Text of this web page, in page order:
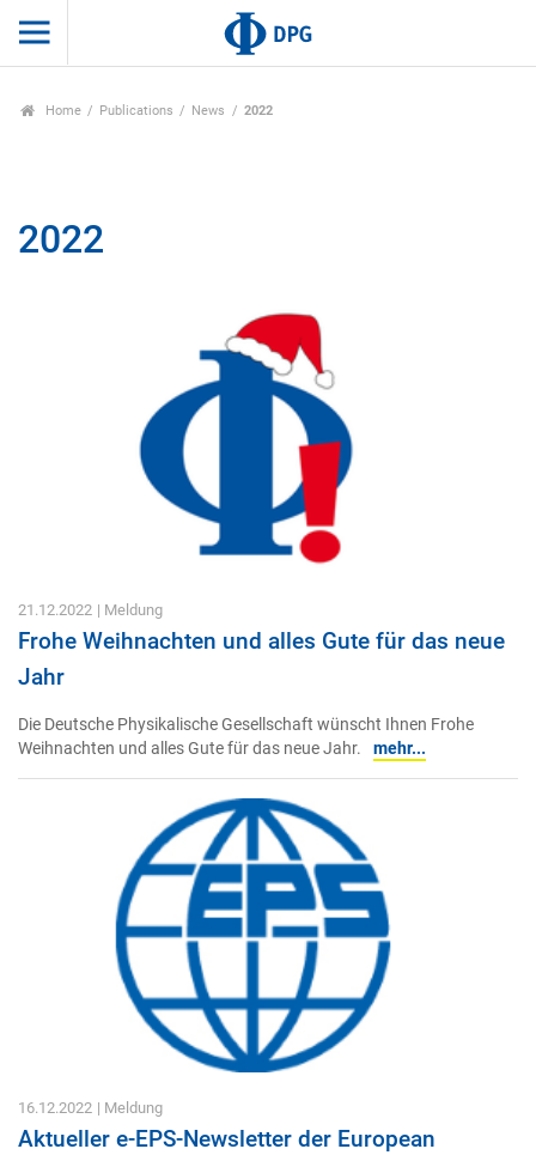
Home Publications News 2022
2022
21.12.2022 | Meldung
Frohe Weihnachten und alles Gute für das neue
Jahr
Die Deutsche Physikalische Gesellschaft wünscht Ihnen Frohe
Weihnachten und alles Gute für das neue Jahr.
mehr...
16.12.2022 | Meldung
Aktueller e-EPS-Newsletter der European